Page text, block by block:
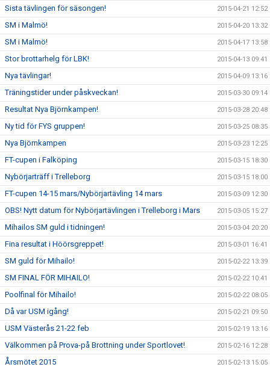
Sista tävlingen för säsongen! 2015-04-21 12:52
SM i Malmö! 2015-04-20 13:32
SM i Malmö! 2015-04-17 13:58
Stor brottarhelg för LBK! 2015-04-13 09:41
Nya tävlingar! 2015-04-09 13:16
Träningstider under påskveckan! 2015-03-30 09:14
Resultat Nya Björnkampen! 2015-03-28 20:48
Ny tid för FYS gruppen! 2015-03-25 08:35
Nya Björnkampen 2015-03-23 12:25
FT-cupen i Falköping 2015-03-15 18:30
Nybörjarträff i Trelleborg 2015-03-15 18:00
FT-cupen 14-15 mars/Nybörjartävling 14 mars 2015-03-09 12:30
OBS! Nytt datum för Nybörjartävlingen i Trelleborg i Mars 2015-03-05 15:27
Mihailos SM guld i tidningen! 2015-03-04 20:20
Fina resultat i Höörsgreppet! 2015-03-01 16:41
SM guld för Mihailo! 2015-02-22 13:39
SM FINAL FÖR MIHAILO! 2015-02-22 10:41
Poolfinal för Mihailo! 2015-02-22 08:05
Då var USM igång! 2015-02-21 09:50
USM Västerås 21-22 feb 2015-02-19 13:16
Välkommen på Prova-på Brottning under Sportlovet! 2015-02-16 12:28
Årsmötet 2015 2015-02-13 15:05